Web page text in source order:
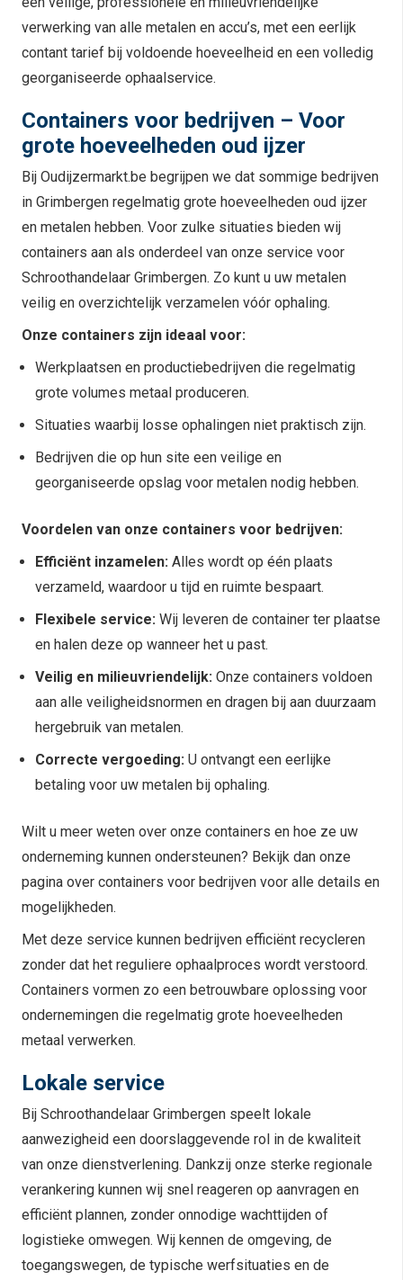
verwerking van alle metalen en accu’s, met een eerlijk
contant tarief bij voldoende hoeveelheid en een volledig
georganiseerde ophaalservice.
Containers voor bedrijven – Voor
grote hoeveelheden oud ijzer
Bij Oudijzermarkt.be begrijpen we dat sommige bedrijven
in Grimbergen regelmatig grote hoeveelheden oud ijzer
en metalen hebben. Voor zulke situaties bieden wij
containers aan als onderdeel van onze service voor
Schroothandelaar Grimbergen. Zo kunt u uw metalen
veilig en overzichtelijk verzamelen vóór ophaling.
Onze containers zijn ideaal voor:
Werkplaatsen en productiebedrijven die regelmatig
grote volumes metaal produceren.
Situaties waarbij losse ophalingen niet praktisch zijn.
Bedrijven die op hun site een veilige en
georganiseerde opslag voor metalen nodig hebben.
Voordelen van onze containers voor bedrijven:
Efficiënt inzamelen: Alles wordt op één plaats
verzameld, waardoor u tijd en ruimte bespaart.
Flexibele service: Wij leveren de container ter plaatse
en halen deze op wanneer het u past.
Veilig en milieuvriendelijk: Onze containers voldoen
aan alle veiligheidsnormen en dragen bij aan duurzaam
hergebruik van metalen.
Correcte vergoeding: U ontvangt een eerlijke
betaling voor uw metalen bij ophaling.
Wilt u meer weten over onze containers en hoe ze uw
onderneming kunnen ondersteunen? Bekijk dan onze
pagina over containers voor bedrijven voor alle details en
mogelijkheden.
Met deze service kunnen bedrijven efficiënt recycleren
zonder dat het reguliere ophaalproces wordt verstoord.
Containers vormen zo een betrouwbare oplossing voor
ondernemingen die regelmatig grote hoeveelheden
metaal verwerken.
Lokale service
Bij Schroothandelaar Grimbergen speelt lokale
aanwezigheid een doorslaggevende rol in de kwaliteit
van onze dienstverlening. Dankzij onze sterke regionale
verankering kunnen wij snel reageren op aanvragen en
efficiënt plannen, zonder onnodige wachttijden of
logistieke omwegen. Wij kennen de omgeving, de
toegangswegen, de typische werfsituaties en de